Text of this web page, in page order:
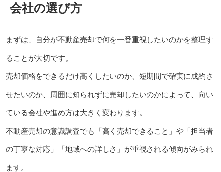
会社の選び方
まずは、自分が不動産売却で何を一番重視したいのかを整理す
ることが大切です。
売却価格をできるだけ高くしたいのか、短期間で確実に成約さ
せたいのか、周囲に知られずに売却したいのかによって、向い
ている会社や進め方は大きく変わります。
不動産売却の意識調査でも「高く売却できること」や「担当者
の丁寧な対応」「地域への詳しさ」が重視される傾向がみられ
ます。